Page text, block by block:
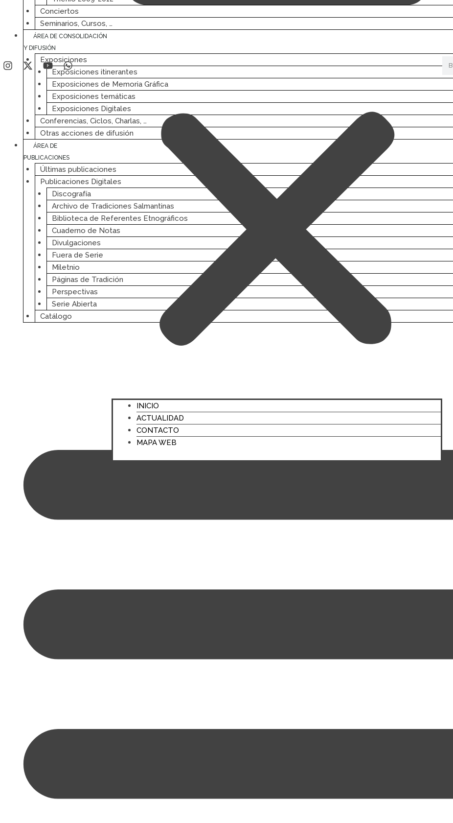
INICIO
ACTUALIDAD
CONTACTO
MAPA WEB
Conciertos
Seminarios, Cursos, …
ÁREA DE CONSOLIDACIÓN
Y DIFUSIÓN
Exposiciones
Exposiciones itinerantes
Exposiciones de Memoria Gráfica
Exposiciones temáticas
Exposiciones Digitales
Conferencias, Ciclos, Charlas, …
Otras acciones de difusión
ÁREA DE
PUBLICACIONES
Últimas publicaciones
Publicaciones Digitales
Discografía
Archivo de Tradiciones Salmantinas
Biblioteca de Referentes Etnográficos
Cuaderno de Notas
Divulgaciones
Fuera de Serie
Miletnio
Páginas de Tradición
Perspectivas
Serie Abierta
Catálogo